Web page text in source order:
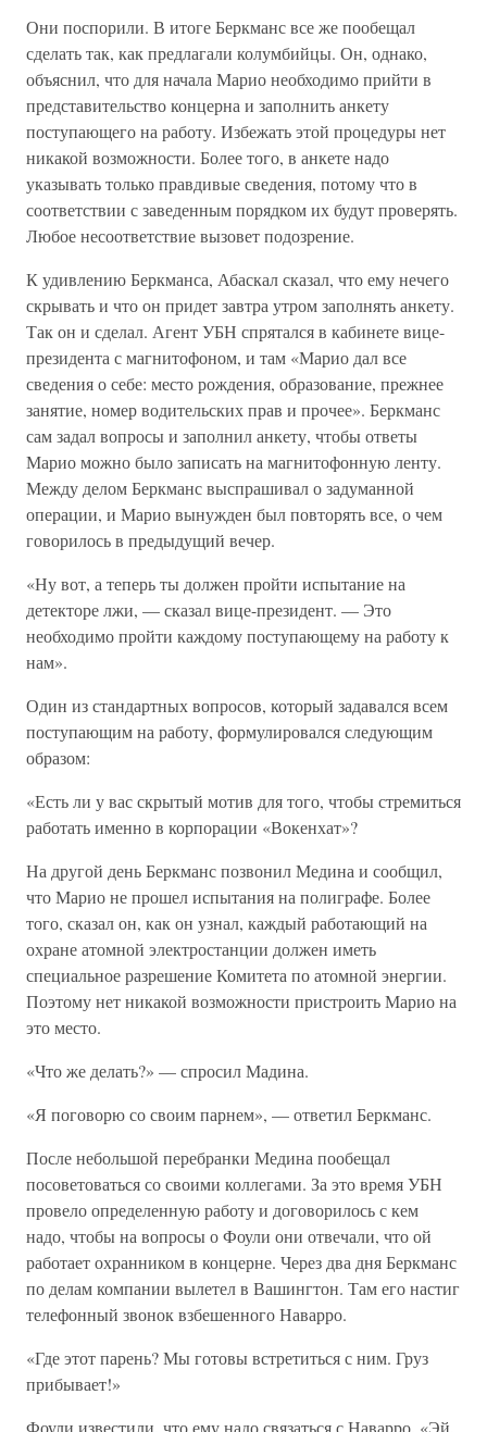
Они поспорили. В итоге Беркманс все же пообещал
сделать так, как предлагали колумбийцы. Он, однако,
объяснил, что для начала Марио необходимо прийти в
представительство концерна и заполнить анкету
поступающего на работу. Избежать этой процедуры нет
никакой возможности. Более того, в анкете надо
указывать только правдивые сведения, потому что в
соответствии с заведенным порядком их будут проверять.
Любое несоответствие вызовет подозрение.
К удивлению Беркманса, Абаскал сказал, что ему нечего
скрывать и что он придет завтра утром заполнять анкету.
Так он и сделал. Агент УБН спрятался в кабинете вице-
президента с магнитофоном, и там «Марио дал все
сведения о себе: место рождения, образование, прежнее
занятие, номер водительских прав и прочее». Беркманс
сам задал вопросы и заполнил анкету, чтобы ответы
Марио можно было записать на магнитофонную ленту.
Между делом Беркманс выспрашивал о задуманной
операции, и Марио вынужден был повторять все, о чем
говорилось в предыдущий вечер.
«Ну вот, а теперь ты должен пройти испытание на
детекторе лжи, — сказал вице-президент. — Это
необходимо пройти каждому поступающему на работу к
нам».
Один из стандартных вопросов, который задавался всем
поступающим на работу, формулировался следующим
образом:
«Есть ли у вас скрытый мотив для того, чтобы стремиться
работать именно в корпорации «Вокенхат»?
На другой день Беркманс позвонил Медина и сообщил,
что Марио не прошел испытания на полиграфе. Более
того, сказал он, как он узнал, каждый работающий на
охране атомной электростанции должен иметь
специальное разрешение Комитета по атомной энергии.
Поэтому нет никакой возможности пристроить Марио на
это место.
«Что же делать?» — спросил Мадина.
«Я поговорю со своим парнем», — ответил Беркманс.
После небольшой перебранки Медина пообещал
посоветоваться со своими коллегами. За это время УБН
провело определенную работу и договорилось с кем
надо, чтобы на вопросы о Фоули они отвечали, что ой
работает охранником в концерне. Через два дня Беркманс
по делам компании вылетел в Вашингтон. Там его настиг
телефонный звонок взбешенного Наварро.
«Где этот парень? Мы готовы встретиться с ним. Груз
прибывает!»
Фоули известили, что ему надо связаться с Наварро. «Эй,